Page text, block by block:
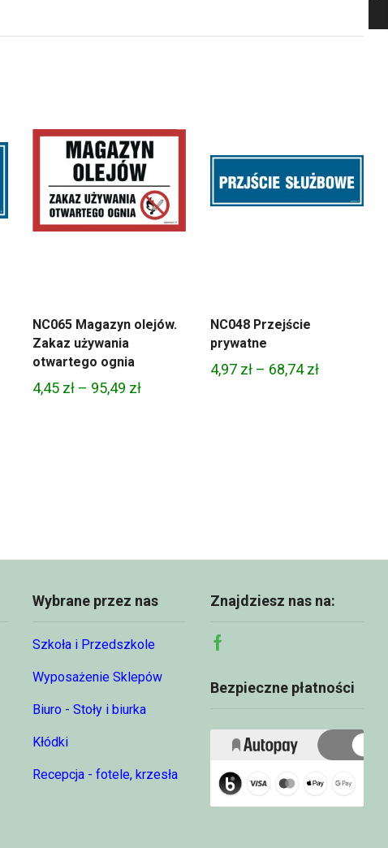
NC065 Magazyn olejów.
Zakaz używania
otwartego ognia
4,45 zł – 95,49 złZakres
NC048 Przejście
prywatne
4,97 zł – 68,74złZakres
Wybrane przez nas
Szkoła i Przedszkole
Wyposażenie Sklepów
Biuro - Stoły i biurka
Kłódki
Recepcja - fotele, krzesła
Znajdziesz nas na:
Facebook
Bezpieczne płatności